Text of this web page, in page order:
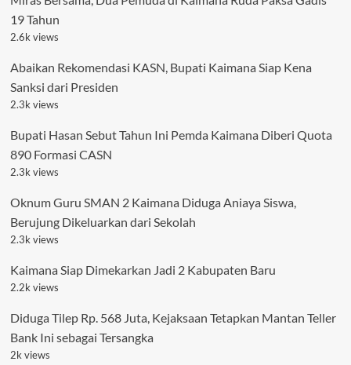
19 Tahun
2.6k views
Abaikan Rekomendasi KASN, Bupati Kaimana Siap Kena
Sanksi dari Presiden
2.3k views
Bupati Hasan Sebut Tahun Ini Pemda Kaimana Diberi Quota
890 Formasi CASN
2.3k views
Oknum Guru SMAN 2 Kaimana Diduga Aniaya Siswa,
Berujung Dikeluarkan dari Sekolah
2.3k views
Kaimana Siap Dimekarkan Jadi 2 Kabupaten Baru
2.2k views
Diduga Tilep Rp. 568 Juta, Kejaksaan Tetapkan Mantan Teller
Bank Ini sebagai Tersangka
2k views